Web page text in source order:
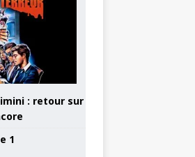
: retour sur